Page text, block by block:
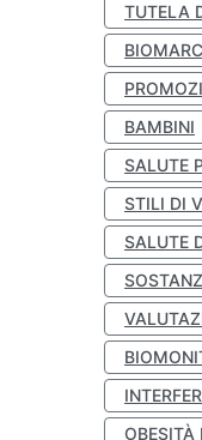
TUTELA
BAMBINI
SALUTE
STILI DI
SALUTE
OBESITÀ